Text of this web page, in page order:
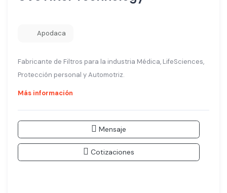
Apodaca
Fabricante de Filtros para la industria Médica, LifeSciences,
Protección personal y Automotriz.
Más información
Mensaje
Cotizaciones